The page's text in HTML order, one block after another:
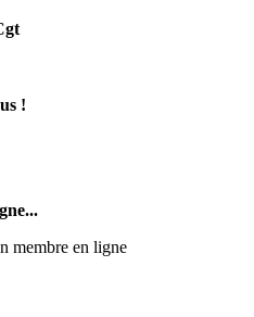
!
membre en ligne